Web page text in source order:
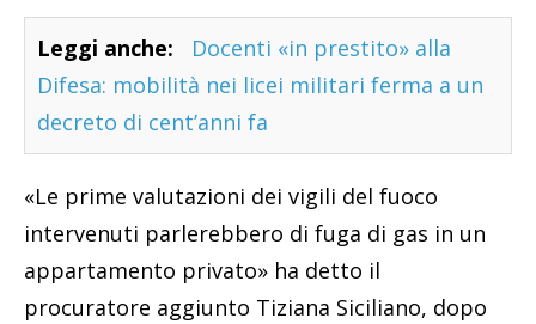
Leggi anche:
Docenti «in prestito» alla
Difesa: mobilità nei licei militari ferma a un
decreto di cent’anni fa
«Le prime valutazioni dei vigili del fuoco
intervenuti parlerebbero di fuga di gas in un
appartamento privato» ha detto il
procuratore aggiunto Tiziana Siciliano, dopo